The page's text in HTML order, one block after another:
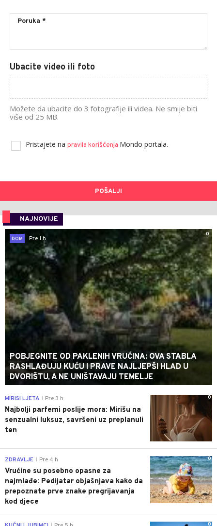
Ubacite video ili foto
Možete da ubacite do 3 fotografije ili videa. Ne smije biti
više od 25 MB.
Pristajete na pravila korišćenja Mondo portala.
POŠALJI
NAJNOVIJE
0
DOM
Pre 1 h
POBJEGNITE OD PAKLENIH VRUĆINA: OVA STABLA
RASHLAĐUJU KUĆU I PRAVE NAJLJEPŠI HLAD U
DVORIŠTU, A NE UNIŠTAVAJU TEMELJE
0
MIRISI LJETA Pre 3 h
Najbolji parfemi poslije mora: Mirišu na
senzualni luksuz, savršeni uz preplanuli
ten
0
ZDRAVLJE Pre 4 h
Vrućine su posebno opasne za
najmlađe: Pedijatar objašnjava kako da
prepoznate prve znake pregrijavanja
kod djece
0